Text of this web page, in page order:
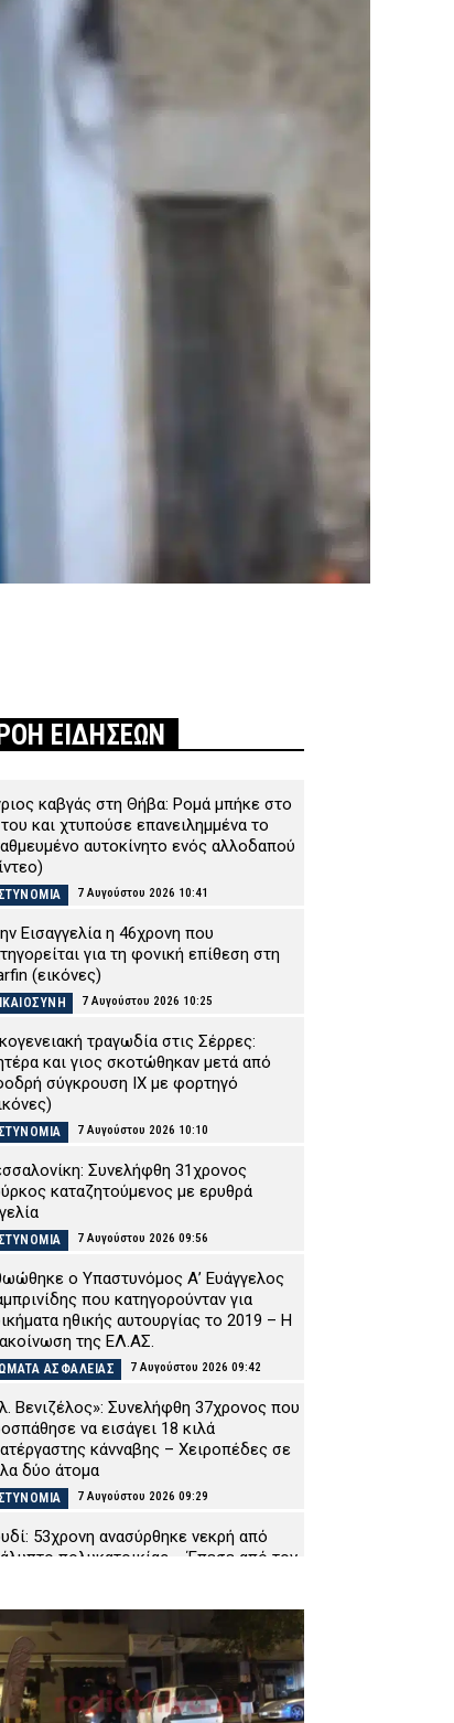
ΕΙΔΗΣΕΩΝ
καβγάς στη Θήβα: Ρομά μπήκε στο
του και χτυπούσε επανειλημμένα το
αυτοκίνητο ενός αλλοδαπού
7 Αυγούστου 2026 10:41
Εισαγγελία η 46χρονη που
για τη φονική επίθεση στη
(εικόνες)
7 Αυγούστου 2026 10:25
τραγωδία στις Σέρρες:
και γιος σκοτώθηκαν μετά από
σύγκρουση ΙΧ με φορτηγό
7 Αυγούστου 2026 10:10
Συνελήφθη 31χρονος
καταζητούμενος με ερυθρά
7 Αυγούστου 2026 09:56
ο Υπαστυνόμος Α’ Ευάγγελος
που κατηγορούνταν για
ηθικής αυτουργίας το 2019 – Η
της ΕΛ.ΑΣ.
ΑΣΦΑΛΕΙΑΣ 7 Αυγούστου 2026 09:42
Βενιζέλος»: Συνελήφθη 37χρονος που
να εισάγει 18 κιλά
κάνναβης – Χειροπέδες σε
δύο άτομα
7 Αυγούστου 2026 09:29
53χρονη ανασύρθηκε νεκρή από
πολυκατοικίας – Έπεσε από τον
σοκ στις Σέρρες: ΙΧ
με φορτηγό – Σκοτώθηκαν
άτομα
7 Αυγούστου 2026 09:03